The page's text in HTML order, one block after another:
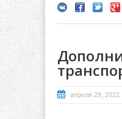
апреля 29, 2022